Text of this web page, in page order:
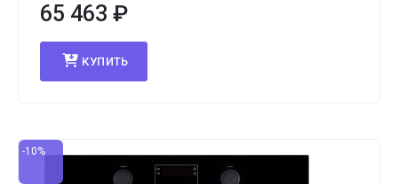
65 463 ₽
КУПИТЬ
-10%